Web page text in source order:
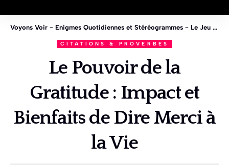
Voyons Voir - Enigmes Quotidiennes et Stéréogrammes - Le Jeu des 1%
CITATIONS & PROVERBES
Le Pouvoir de la
Gratitude : Impact et
Bienfaits de Dire Merci à
la Vie